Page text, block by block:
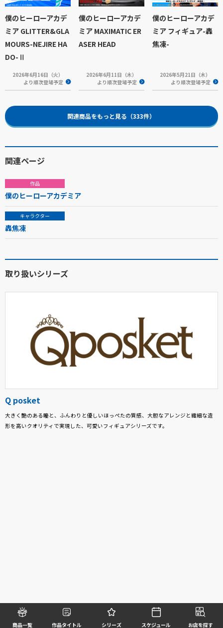
商品一覧 作品タイトル シリーズ スケジュール お店を探す
僕のヒーローアカデ
ミア GLITTER&GLA
MOURS-NEJIRE HA
DO-Ⅱ
2026年6月16日（火）
より順次登場予定
僕のヒーローアカデ
ミア MAXIMATIC ER
ASER HEAD
2026年6月11日（木）
より順次登場予定
僕のヒーローアカデ
ミア フィギュア-轟
焦凍-
2026年5月21日（木）
より順次登場予定
関連商品をもっと見る（333件）
関連ページ
作品
僕のヒーローアカデミア
キャラクター
轟焦凍
取り扱いシリーズ
Q posket
大きく艶のある瞳と、ふんわりと優しいほっぺたの質感、大胆なアレンジと繊細な造
形を高いクオリティで実現した、可愛いフィギュアシリーズです。